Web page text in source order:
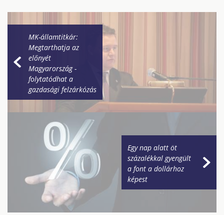
MK-államtitkár:
Megtarthatja az
előnyét
Magyarország -
folytatódhat a
gazdasági felzárkózás
Egy nap alatt öt
százalékkal gyengült
a font a dollárhoz
képest